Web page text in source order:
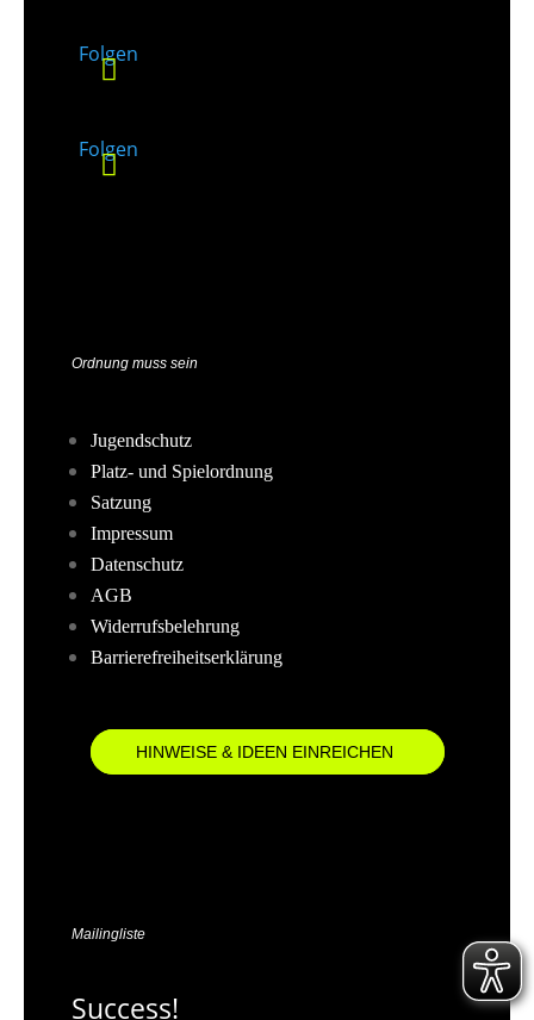
Folgen
Folgen
Ordnung muss sein
Jugendschutz
Platz- und Spielordnung
Satzung
Impressum
Datenschutz
AGB
Widerrufsbelehrung
Barrierefreiheitserklärung
HINWEISE & IDEEN EINREICHEN
Mailingliste
Success!